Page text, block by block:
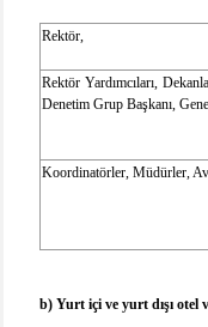
Rektör,
Rektör Yardımcıları,
Denetim Grup Başkanı,
Koordinatörler, Müdürler,
b) Yurt içi ve yurt dışı otel